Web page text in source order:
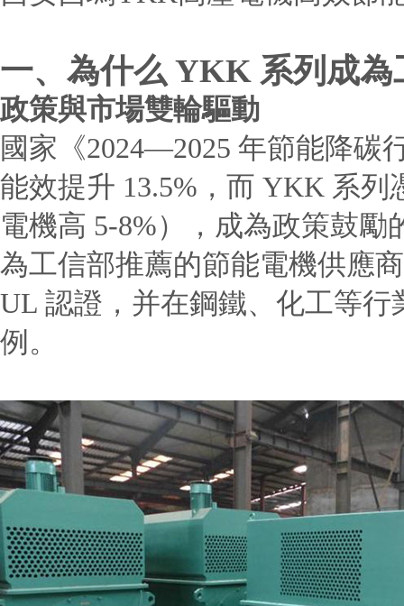
一、為什么 YKK 系列成為
政策與市場雙輪驅動
國家《2024—2025 年節能降碳
能效提升 13.5%，而 YKK 系
電機高 5-8%），成為政策鼓勵
為工信部推薦的節能電機供應
UL 認證，并在鋼鐵、化工等
例。